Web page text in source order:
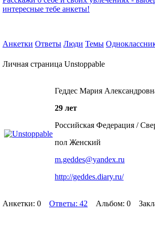
интересные тебе анкеты!
Анкетки Ответы Люди Темы
Личная страница Unstoppable
Геддес Мария
29 лет
Российская Федерация /
пол Женский
m.geddes@yandex.ru
http://geddes.diary.ru/
Анкетки: 0 Ответы: 42 Альбом: 0